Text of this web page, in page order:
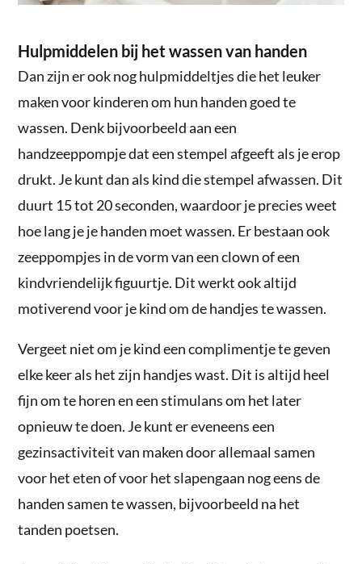
Hulpmiddelen bij het wassen van handen
Dan zijn er ook nog hulpmiddeltjes die het leuker
maken voor kinderen om hun handen goed te
wassen. Denk bijvoorbeeld aan een
handzeeppompje dat een stempel afgeeft als je erop
drukt. Je kunt dan als kind die stempel afwassen. Dit
duurt 15 tot 20 seconden, waardoor je precies weet
hoe lang je je handen moet wassen. Er bestaan ook
zeeppompjes in de vorm van een clown of een
kindvriendelijk figuurtje. Dit werkt ook altijd
motiverend voor je kind om de handjes te wassen.
Vergeet niet om je kind een complimentje te geven
elke keer als het zijn handjes wast. Dit is altijd heel
fijn om te horen en een stimulans om het later
opnieuw te doen. Je kunt er eveneens een
gezinsactiviteit van maken door allemaal samen
voor het eten of voor het slapengaan nog eens de
handen samen te wassen, bijvoorbeeld na het
tanden poetsen.